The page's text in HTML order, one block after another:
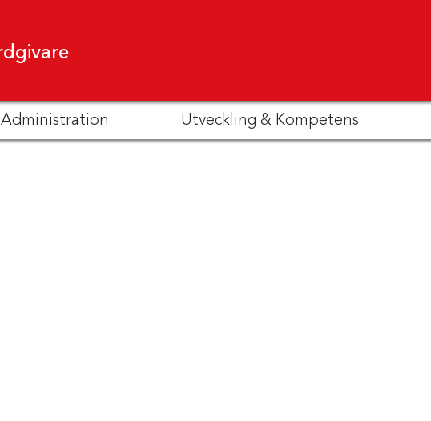
Administration Utveckling & Kompetens